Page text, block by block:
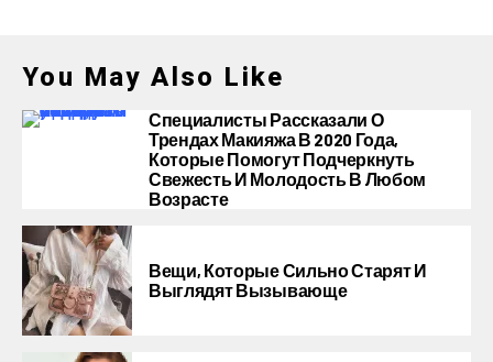
You May Also Like
Специалисты Рассказали О
Трендах Макияжа В 2020 Года,
Которые Помогут Подчеркнуть
Свежесть И Молодость В Любом
Возрасте
Вещи, Которые Сильно Старят И
Выглядят Вызывающе